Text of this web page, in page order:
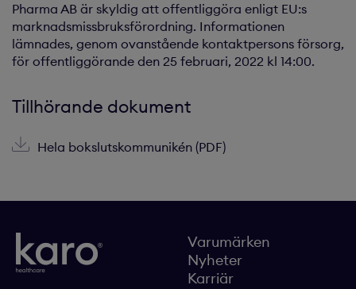
Pharma AB är skyldig att offentliggöra enligt EU:s
marknadsmissbruksförordning. Informationen
lämnades, genom ovanstående kontaktpersons försorg,
för offentliggörande den 25 februari, 2022 kl 14:00.
Tillhörande dokument
Hela bokslutskommunikén (PDF)
Varumärken
Nyheter
Karriär